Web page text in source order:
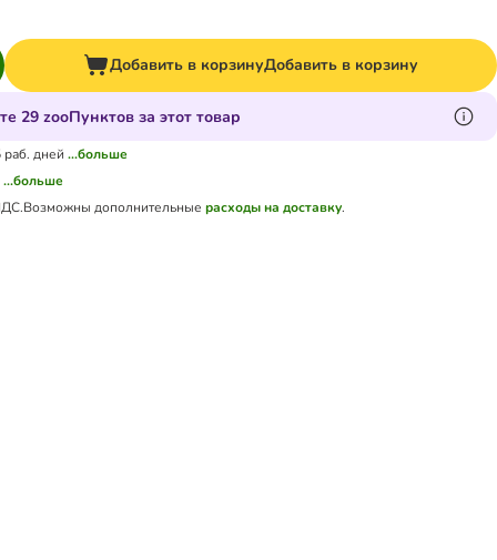
Добавить в корзинуДобавить в корзину
29 zooПунктов за этот товар
раб. дней ...больше
...больше
Возможны дополнительныерасходы на доставку.